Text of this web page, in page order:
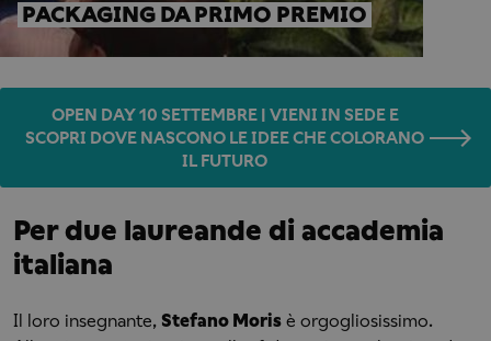
PACKAGING DA PRIMO PREMIO
OPEN DAY 10 SETTEMBRE | VIENI IN SEDE E
SCOPRI DOVE NASCONO LE IDEE CHE COLORANO
IL FUTURO
Per due laureande di accademia
italiana
Il loro insegnante, Stefano Moris è orgogliosissimo.